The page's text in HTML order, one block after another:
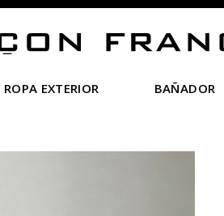
ROPA EXTERIOR BAÑADOR